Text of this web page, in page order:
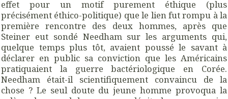
effet pour un motif purement éthique (plus
précisément éthico-politique) que le lien fut rompu à la
première rencontre des deux hommes, après que
Steiner eut sondé Needham sur les arguments qui,
quelque temps plus tôt, avaient poussé le savant à
déclarer en public sa conviction que les Américains
pratiquaient la guerre bactériologique en Corée.
Needham était-il scientifiquement convaincu de la
chose ? Le seul doute du jeune homme provoqua la